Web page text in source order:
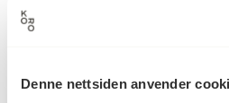
Denne nettsiden anvender
Kunstner
Kategori
Fliselegging,